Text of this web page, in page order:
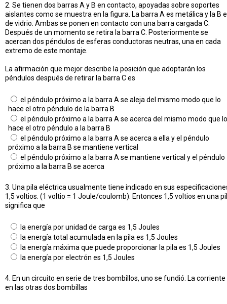
2. Se tienen dos barras A y B en contacto, apoyadas sobre soportes
aislantes como se muestra en la figura. La barra A es metálica y la B
de vidrio. Ambas se ponen en contacto con una barra cargada C.
Después de un momento se retira la barra C. Posteriormente se
acercan dos péndulos de esferas conductoras neutras, una en cada
extremo de este montaje.
La afirmación que mejor describe la posición que adoptarán los
péndulos después de retirar la barra C es
el péndulo próximo a la barra A se aleja del mismo modo que lo
hace el otro péndulo de la barra B
el péndulo próximo a la barra A se acerca del mismo modo que lo
hace el otro péndulo a la barra B
el péndulo próximo a la barra A se acerca a ella y el péndulo
próximo a la barra B se mantiene vertical
el péndulo próximo a la barra A se mantiene vertical y el péndulo
próximo a la barra B se acerca
3. Una pila eléctrica usualmente tiene indicado en sus
1,5 voltios. (1 voltio = 1 Joule/coulomb). Entonces 1,5 voltios en una
significa que
la energía por unidad de carga es 1,5 Joules
la energía total acumulada en la pila es 1,5 Joules
la energía máxima que puede proporcionar la pila es 1,5 Joules
la energía por electrón es 1,5 Joules
4. En un circuito en serie de tres bombillos, uno se fundió. La corriente
en las otras dos bombillas